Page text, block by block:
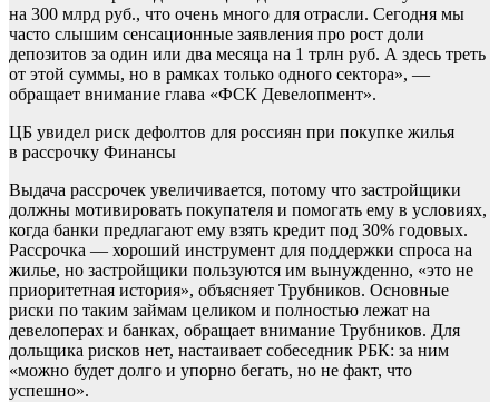
на 300 млрд руб., что очень много для отрасли. Сегодня мы
часто слышим сенсационные заявления про рост доли
депозитов за один или два месяца на 1 трлн руб. А здесь треть
от этой суммы, но в рамках только одного сектора», —
обращает внимание глава «ФСК Девелопмент».
ЦБ увидел риск дефолтов для россиян при покупке жилья
в рассрочку Финансы
Выдача рассрочек увеличивается, потому что застройщики
должны мотивировать покупателя и помогать ему в условиях,
когда банки предлагают ему взять кредит под 30% годовых.
Рассрочка — хороший инструмент для поддержки спроса на
жилье, но застройщики пользуются им вынужденно, «это не
приоритетная история», объясняет Трубников. Основные
риски по таким займам целиком и полностью лежат на
девелоперах и банках, обращает внимание Трубников. Для
дольщика рисков нет, настаивает собеседник РБК: за ним
«можно будет долго и упорно бегать, но не факт, что
успешно».